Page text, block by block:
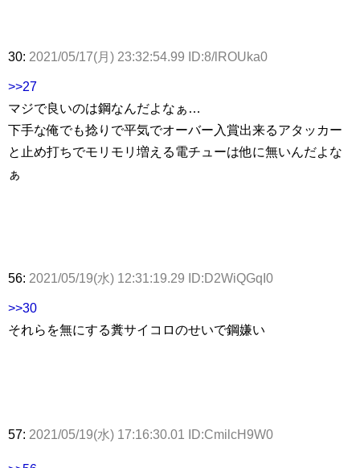
30: 2021/05/17(月) 23:32:54.99 ID:8/lROUka0
>>27
マジで良いのは鋼なんだよなぁ…
下手な俺でも捻りで平気でオーバー入賞出来るアタッカー
と止め打ちでモリモリ増える電チューは他に無いんだよな
ぁ
56: 2021/05/19(水) 12:31:19.29 ID:D2WiQGqI0
>>30
それらを無にする糞サイコロのせいで鋼嫌い
57: 2021/05/19(水) 17:16:30.01 ID:CmilcH9W0